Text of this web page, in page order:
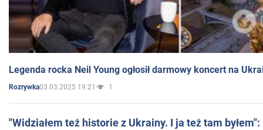
Legenda rocka Neil Young ogłosił darmowy koncert na
Rozrywka03.03.2025 19:21 1
"Widziałem też historie z Ukrainy. I ja też tam